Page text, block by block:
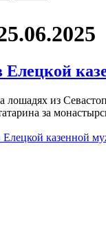
из
за
казенной